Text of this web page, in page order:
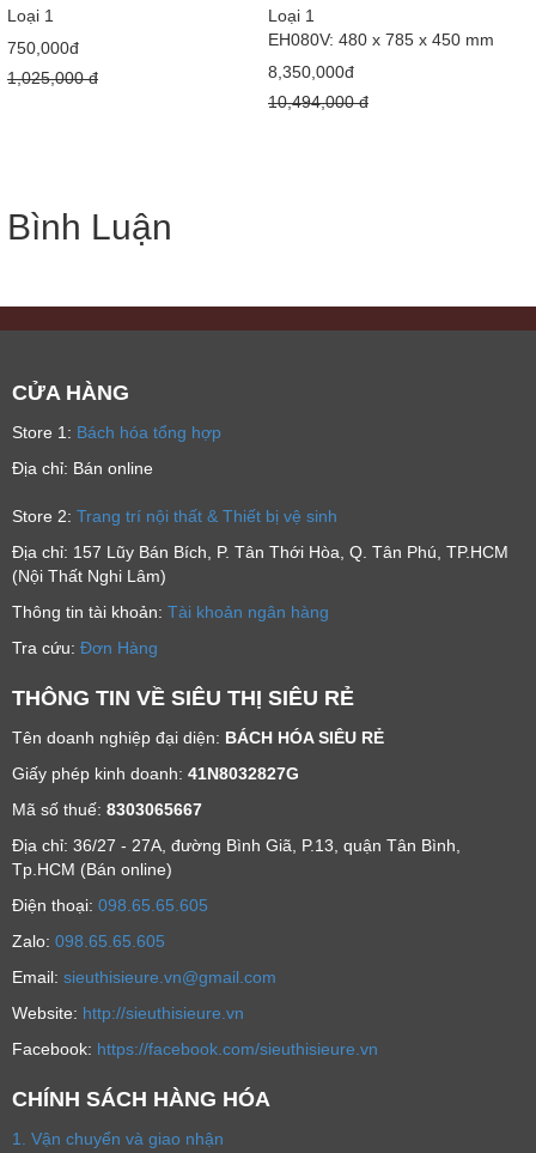
Loại 1
750,000đ
1,025,000 đ
Loại 1
EH080V: 480 x 785 x 450 mm
8,350,000đ
10,494,000 đ
Bình Luận
CỬA HÀNG
Store 1: Bách hóa tổng hợp
Địa chỉ: Bán online
Store 2: Trang trí nội thất & Thiết bị vệ sinh
Địa chỉ: 157 Lũy Bán Bích, P. Tân Thới Hòa, Q. Tân Phú, TP.HCM
(Nội Thất Nghi Lâm)
Thông tin tài khoản: Tài khoản ngân hàng
Tra cứu: Đơn Hàng
THÔNG TIN VỀ SIÊU THỊ SIÊU RẺ
Tên doanh nghiệp đại diện: BÁCH HÓA SIÊU RẺ
Giấy phép kinh doanh: 41N8032827G
Mã số thuế: 8303065667
Địa chỉ: 36/27 - 27A, đường Bình Giã, P.13, quận Tân Bình,
Tp.HCM (Bán online)
Ðiện thoại: 098.65.65.605
Zalo: 098.65.65.605
Email: sieuthisieure.vn@gmail.com
Website: http://sieuthisieure.vn
Facebook: https://facebook.com/sieuthisieure.vn
CHÍNH SÁCH HÀNG HÓA
1. Vận chuyển và giao nhận